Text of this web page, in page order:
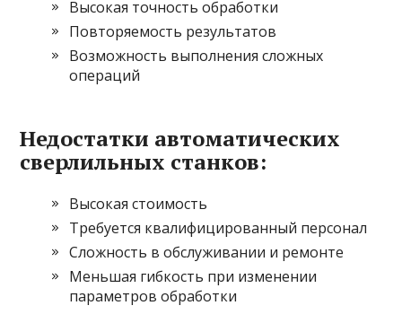
Высокая точность обработки
Повторяемость результатов
Возможность выполнения сложных
операций
Недостатки автоматических
сверлильных станков:
Высокая стоимость
Требуется квалифицированный персонал
Сложность в обслуживании и ремонте
Меньшая гибкость при изменении
параметров обработки